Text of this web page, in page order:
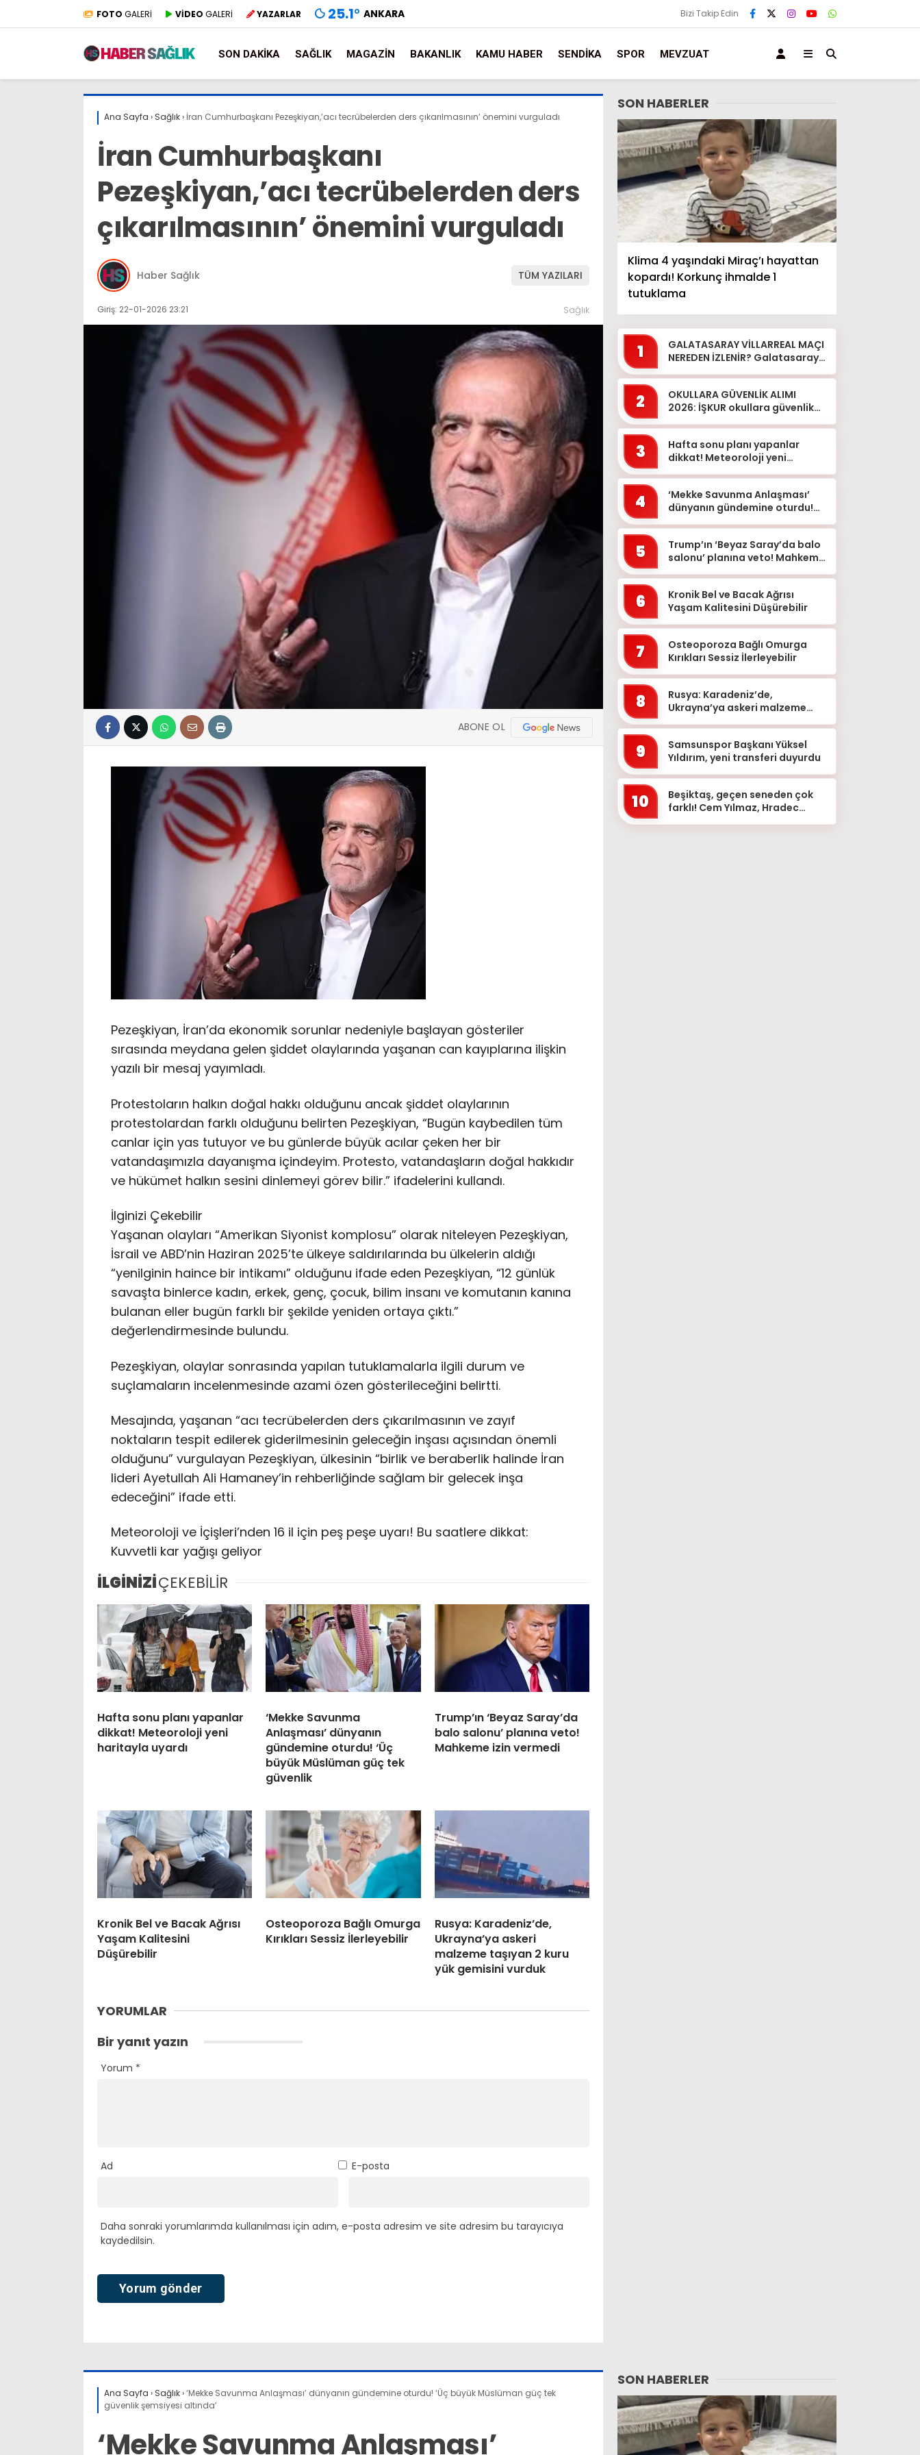
FOTO GALERİ VİDEO GALERİ YAZARLAR 25.1° ANKARA Bizi Takip Edin
SON DAKIKA SAĞLIK MAGAZIN BAKANLIK KAMU HABER SENDIKA SPOR MEVZUAT
Ana Sayfa › Sağlık› İran Cumhurbaşkanı Pezeşkiyan,’acı tecrübelerden ders çıkarılmasının’ önemini vurguladı
İran Cumhurbaşkanı
Pezeşkiyan,’acı tecrübelerden ders
çıkarılmasının’ önemini vurguladı
Haber Sağlık TÜM YAZILARI
Giriş: 22-01-2026 23:21 Sağlık
ABONE OL
Pezeşkiyan, İran’da ekonomik sorunlar nedeniyle başlayan gösteriler
sırasında meydana gelen şiddet olaylarında yaşanan can kayıplarına ilişkin
yazılı bir mesaj yayımladı.
Protestoların halkın doğal hakkı olduğunu ancak şiddet olaylarının
protestolardan farklı olduğunu belirten Pezeşkiyan, “Bugün kaybedilen tüm
canlar için yas tutuyor ve bu günlerde büyük acılar çeken her bir
vatandaşımızla dayanışma içindeyim. Protesto, vatandaşların doğal hakkıdır
ve hükümet halkın sesini dinlemeyi görev bilir.” ifadelerini kullandı.
İlginizi Çekebilir
Yaşanan olayları “Amerikan Siyonist komplosu” olarak niteleyen Pezeşkiyan,
İsrail ve ABD’nin Haziran 2025’te ülkeye saldırılarında bu ülkelerin aldığı
“yenilginin haince bir intikamı” olduğunu ifade eden Pezeşkiyan, “12 günlük
savaşta binlerce kadın, erkek, genç, çocuk, bilim insanı ve komutanın kanına
bulanan eller bugün farklı bir şekilde yeniden ortaya çıktı.”
değerlendirmesinde bulundu.
Pezeşkiyan, olaylar sonrasında yapılan tutuklamalarla ilgili durum ve
suçlamaların incelenmesinde azami özen gösterileceğini belirtti.
Mesajında, yaşanan “acı tecrübelerden ders çıkarılmasının ve zayıf
noktaların tespit edilerek giderilmesinin geleceğin inşası açısından önemli
olduğunu” vurgulayan Pezeşkiyan, ülkesinin “birlik ve beraberlik halinde İran
lideri Ayetullah Ali Hamaney’in rehberliğinde sağlam bir gelecek inşa
edeceğini” ifade etti.
Meteoroloji ve İçişleri’nden 16 il için peş peşe uyarı! Bu saatlere dikkat:
Kuvvetli kar yağışı geliyor
İLGİNİZİÇEKEBİLİR
Hafta sonu planı yapanlar
dikkat! Meteoroloji yeni
haritayla uyardı
‘Mekke Savunma
Anlaşması’ dünyanın
gündemine oturdu! ‘Üç
büyük Müslüman güç tek
güvenlik
Trump’ın ‘Beyaz Saray’da
balo salonu’ planına veto!
Mahkeme izin vermedi
Kronik Bel ve Bacak Ağrısı
Yaşam Kalitesini
Düşürebilir
Osteoporoza Bağlı Omurga
Kırıkları Sessiz İlerleyebilir
Rusya: Karadeniz’de,
Ukrayna’ya askeri
malzeme taşıyan 2 kuru
yük gemisini vurduk
YORUMLAR
Bir yanıt yazın
Yorum *
Ad E-posta
Daha sonraki yorumlarımda kullanılması için adım, e-posta adresim ve site adresim bu tarayıcıya
kaydedilsin.
SON HABERLER
Klima 4 yaşındaki Miraç’ı hayattan
kopardı! Korkunç ihmalde 1
tutuklama
1
GALATASARAY VİLLARREAL MAÇI
NEREDEN İZLENİR? Galatasaray
2
OKULLARA GÜVENLİK ALIMI
2026: İŞKUR okullara güvenlik
3
Hafta sonu planı yapanlar
dikkat! Meteoroloji yeni
4
‘Mekke Savunma Anlaşması’
dünyanın gündemine oturdu!
5
Trump’ın ‘Beyaz Saray’da balo
salonu’ planına veto! Mahkeme
6
Kronik Bel ve Bacak Ağrısı
Yaşam Kalitesini Düşürebilir
7
Osteoporoza Bağlı Omurga
Kırıkları Sessiz İlerleyebilir
8
Rusya: Karadeniz’de,
Ukrayna’ya askeri malzeme
9
Samsunspor Başkanı Yüksel
Yıldırım, yeni transferi duyurdu
10
Beşiktaş, geçen seneden çok
farklı! Cem Yılmaz, Hradec
Ana Sayfa › Sağlık›‘Mekke Savunma Anlaşması’ dünyanın gündemine oturdu! ‘Üç büyük Müslüman güç tek
güvenlik şemsiyesi altında’
‘Mekke Savunma Anlaşması’
SON HABERLER